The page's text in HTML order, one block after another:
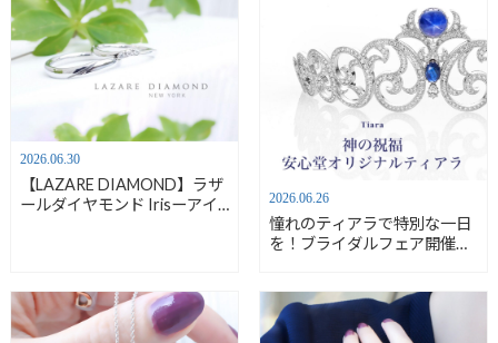
2026.06.30
【LAZARE DIAMOND】ラザ
ールダイヤモンド Irisーアイ
2026.06.26
憧れのティアラで特別な一日
を！ブライダルフェア開催